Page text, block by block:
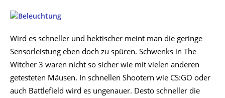
Wird es schneller und hektischer meint man die geringe
Sensorleistung eben doch zu spüren. Schwenks in The
Witcher 3 waren nicht so sicher wie mit vielen anderen
getesteten Mäusen. In schnellen Shootern wie CS:GO oder
auch Battlefield wird es ungenauer. Desto schneller die